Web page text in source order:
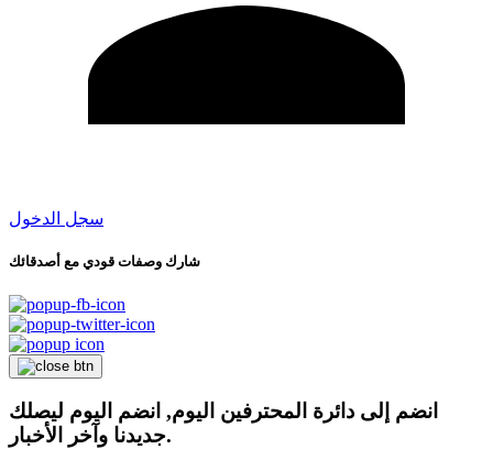
سجل الدخول
شارك وصفات قودي مع أصدقائك
انضم إلى دائرة المحترفين اليوم, انضم اليوم ليصلك
جديدنا وآخر الأخبار.